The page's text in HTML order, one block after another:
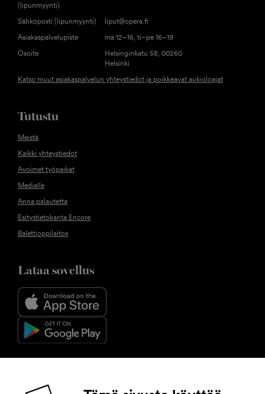
(lipunmyynti)
Sähköposti (lipunmyynti)
liput@opera.fi
Asiakaspalvelupiste
ma 12–16, ti–pe 16–19
Osoite
Helsinginkatu 58, 00260
Helsinki
Katso muut asiakaspalvelun yhteystiedot ja poikkeavat aukioloajat
Tutustu
Meistä
Kaikki yhteystiedot
Avoimet työpaikat
Medialle
Anna palautetta
Esitystietokanta Encore
Balettioppilaitos
Lataa sovellus